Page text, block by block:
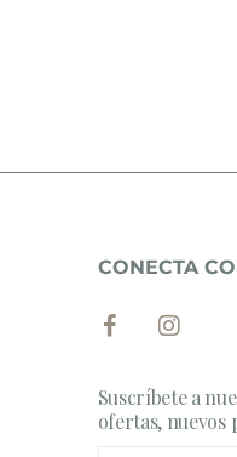
CONECTA
Suscríbete a
ofertas, nuevos